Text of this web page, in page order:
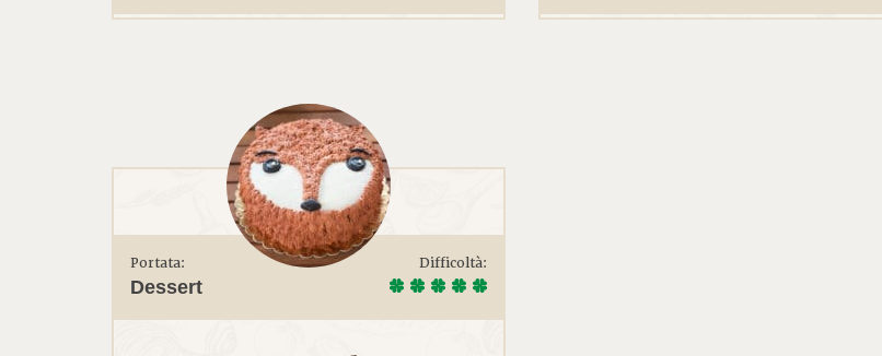
Portata:
Dessert
Difficoltà: